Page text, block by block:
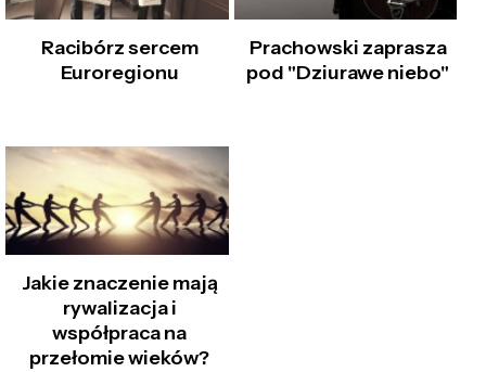
Racibórz sercem
Euroregionu
Prachowski zaprasza
pod "Dziurawe niebo"
Jakie znaczenie mają
rywalizacja i
współpraca na
przełomie wieków?